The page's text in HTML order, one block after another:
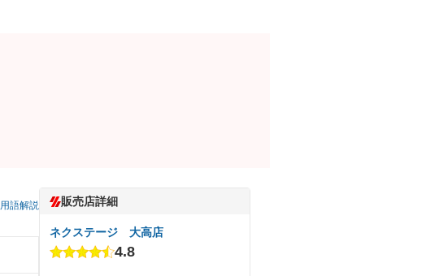
用語解説 販売店詳細
ネクステージ 大高店
4.8